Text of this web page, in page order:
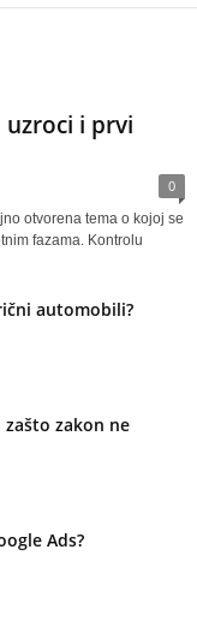
i prvi
0
otvorena tema o kojoj se
fazama. Kontrolu
automobili?
zakon ne
Ads?